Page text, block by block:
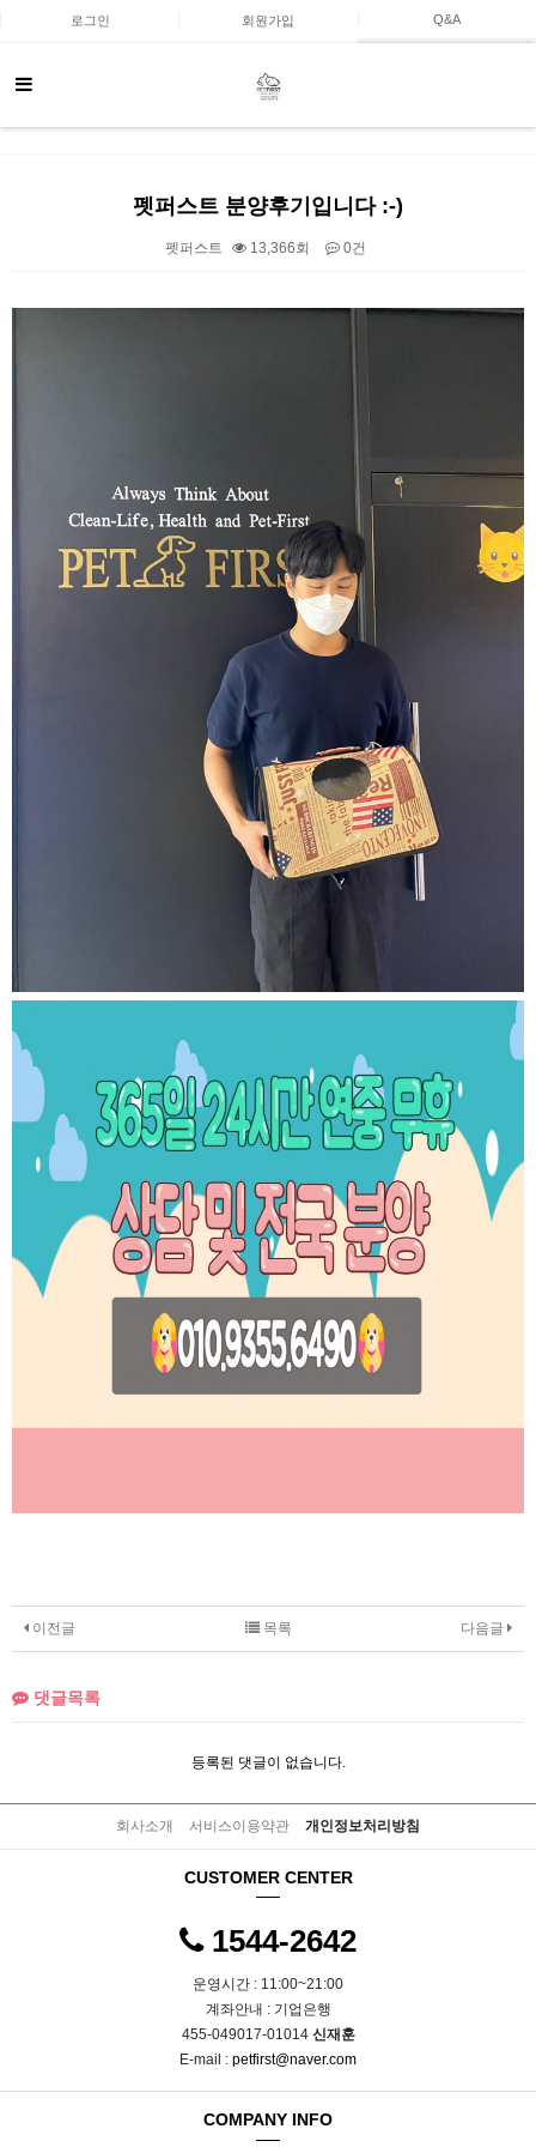
로그인 회원가입 Q&A
펫퍼스트 분양후기입니다 :-)
펫퍼스트 13,366회 0건
본문
이전글 다음글
목록
댓글목록
등록된 댓글이 없습니다.
회사소개 서비스이용약관 개인정보처리방침
CUSTOMER CENTER
1544-2642
운영시간 : 11:00~21:00
계좌안내 : 기업은행
455-049017-01014 신재훈
E-mail : petfirst@naver.com
COMPANY INFO